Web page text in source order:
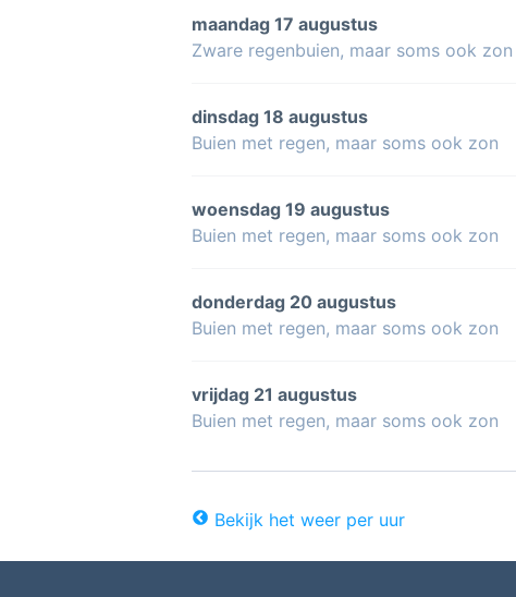
maandag 17 augustus
Zware regenbuien, maar soms ook zon
dinsdag 18 augustus
Buien met regen, maar soms ook zon
woensdag 19 augustus
Buien met regen, maar soms ook zon
donderdag 20 augustus
Buien met regen, maar soms ook zon
vrijdag 21 augustus
Buien met regen, maar soms ook zon
Bekijk het weer per uur